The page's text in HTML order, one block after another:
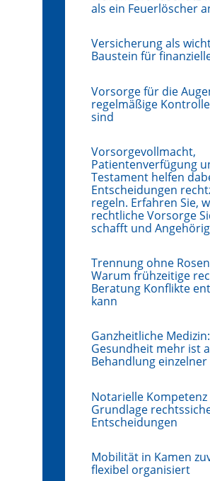
als ein Feuerlöscher
Versicherung als
Baustein für
Vorsorge für die
regelmäßige
sind
Vorsorgevollmacht,
Patientenverfügung
Testament helfen
Entscheidungen
regeln. Erfahren Sie,
rechtliche Vorsorge
schafft und
Trennung ohne
Warum frühzeitige
Beratung Konflikte
kann
Ganzheitliche
Gesundheit mehr ist
Behandlung
Notarielle Kompetenz
Grundlage
Entscheidungen
Mobilität in Kamen
flexibel organisiert